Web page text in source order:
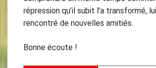
répression qu’il subit l’a transformé,
rencontré de nouvelles amitiés.
Bonne écoute !